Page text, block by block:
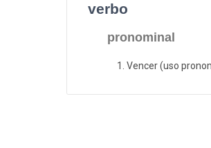
verbo
pronominal
Vencer (uso